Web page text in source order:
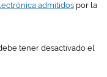
admitidospor la
tener desactivado el